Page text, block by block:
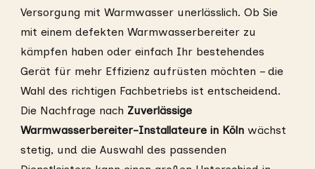
Versorgung mit Warmwasser unerlässlich. Ob Sie
mit einem defekten Warmwasserbereiter zu
kämpfen haben oder einfach Ihr bestehendes
Gerät für mehr Effizienz aufrüsten möchten – die
Wahl des richtigen Fachbetriebs ist entscheidend.
Die Nachfrage nach Zuverlässige
Warmwasserbereiter-Installateure in Köln wächst
stetig, und die Auswahl des passenden